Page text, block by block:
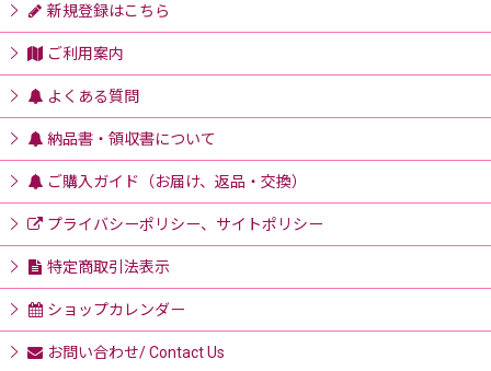
新規登録はこちら
ご利用案内
よくある質問
納品書・領収書について
ご購入ガイド（お届け、返品・交換）
プライバシーポリシー、サイトポリシー
特定商取引法表示
ショップカレンダー
お問い合わせ/ Contact Us